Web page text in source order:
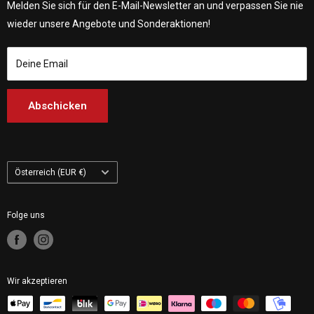
Vagnsvägen 4, 311 32 Falkenberg, Schweden.
Melden Sie sich für den E-Mail-Newsletter an und verpassen Sie nie
wieder unsere Angebote und Sonderaktionen!
Deine Email
Abschicken
Bedingungen der Dienstleistung
Customhoj Deutschland
Customhoj Frankreich
Customhoj Italien
Customhoj Niederlande
Customhoj Finnland
Land/Region
Österreich (EUR €)
Folge uns
Wir akzeptieren